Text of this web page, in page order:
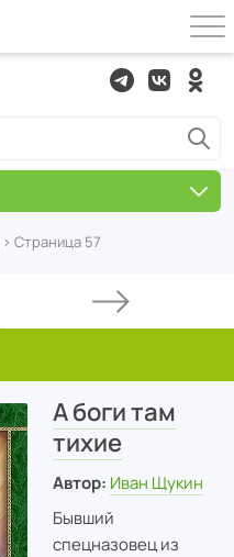
› Страница 57
А боги там
тихие
Автор: Иван Щукин
Бывший
спецназовец из